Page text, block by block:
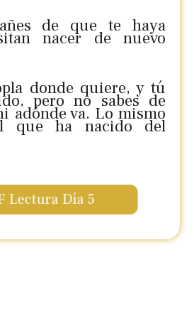
de que te haya
nacer de nuevo
donde quiere, y tú
pero no sabes de
adónde va. Lo mismo
que ha nacido del
Lectura Día 5